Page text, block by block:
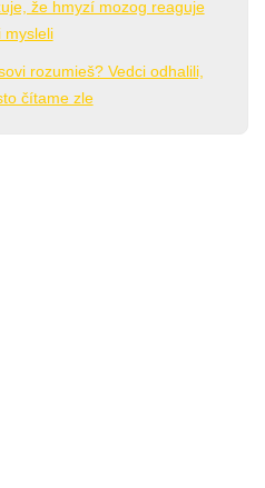
že hmyzí mozog reaguje
mysleli
rozumieš? Vedci odhalili,
čítame zle